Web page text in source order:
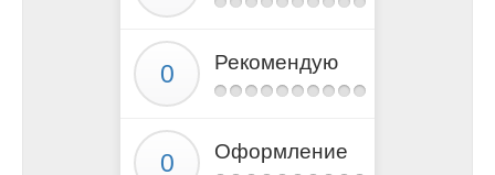
Рекомендую
Оформление